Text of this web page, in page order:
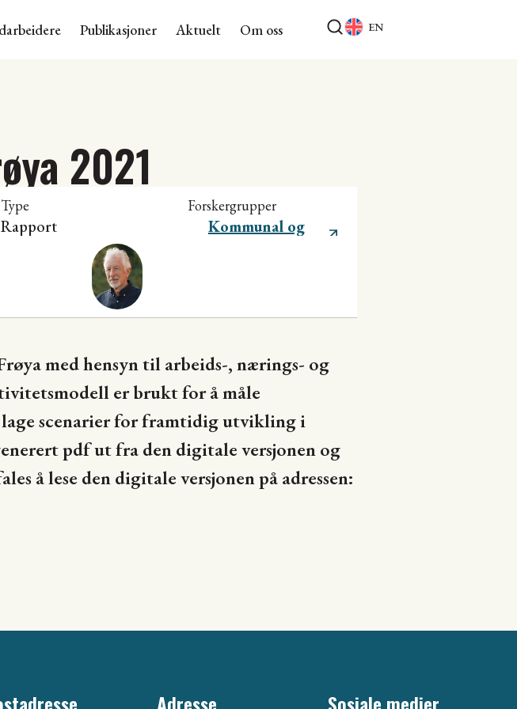
Publikasjoner Aktuelt Om oss EN
2021
Type
Rapport
Forskergrupper
Kommunal og
regional utvikling
med hensyn til arbeids-, nærings- og
er brukt for å måle
scenarier for framtidig utvikling i
pdf ut fra den digitale versjonen og
å lese den digitale versjonen på adressen:
Adresse Sosiale medier